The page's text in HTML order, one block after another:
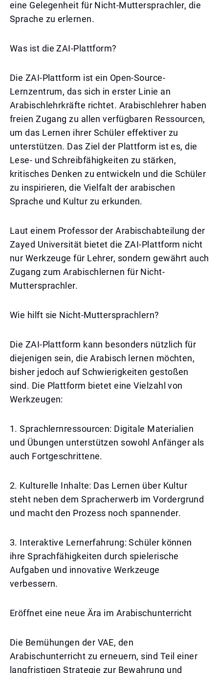
eine Gelegenheit für Nicht-Muttersprachler, die
Sprache zu erlernen.
Was ist die ZAI-Plattform?
Die ZAI-Plattform ist ein Open-Source-
Lernzentrum, das sich in erster Linie an
Arabischlehrkräfte richtet. Arabischlehrer haben
freien Zugang zu allen verfügbaren Ressourcen,
um das Lernen ihrer Schüler effektiver zu
unterstützen. Das Ziel der Plattform ist es, die
Lese- und Schreibfähigkeiten zu stärken,
kritisches Denken zu entwickeln und die Schüler
zu inspirieren, die Vielfalt der arabischen
Sprache und Kultur zu erkunden.
Laut einem Professor der Arabischabteilung der
Zayed Universität bietet die ZAI-Plattform nicht
nur Werkzeuge für Lehrer, sondern gewährt auch
Zugang zum Arabischlernen für Nicht-
Muttersprachler.
Wie hilft sie Nicht-Muttersprachlern?
Die ZAI-Plattform kann besonders nützlich für
diejenigen sein, die Arabisch lernen möchten,
bisher jedoch auf Schwierigkeiten gestoßen
sind. Die Plattform bietet eine Vielzahl von
Werkzeugen:
1. Sprachlernressourcen: Digitale Materialien
und Übungen unterstützen sowohl Anfänger als
auch Fortgeschrittene.
2. Kulturelle Inhalte: Das Lernen über Kultur
steht neben dem Spracherwerb im Vordergrund
und macht den Prozess noch spannender.
3. Interaktive Lernerfahrung: Schüler können
ihre Sprachfähigkeiten durch spielerische
Aufgaben und innovative Werkzeuge
verbessern.
Eröffnet eine neue Ära im Arabischunterricht
Die Bemühungen der VAE, den
Arabischunterricht zu erneuern, sind Teil einer
langfristigen Strategie zur Bewahrung und